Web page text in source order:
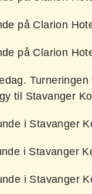
på Clarion
på Clarion
Turneringen
til Stavanger
i Stavanger
i Stavanger
i Stavanger